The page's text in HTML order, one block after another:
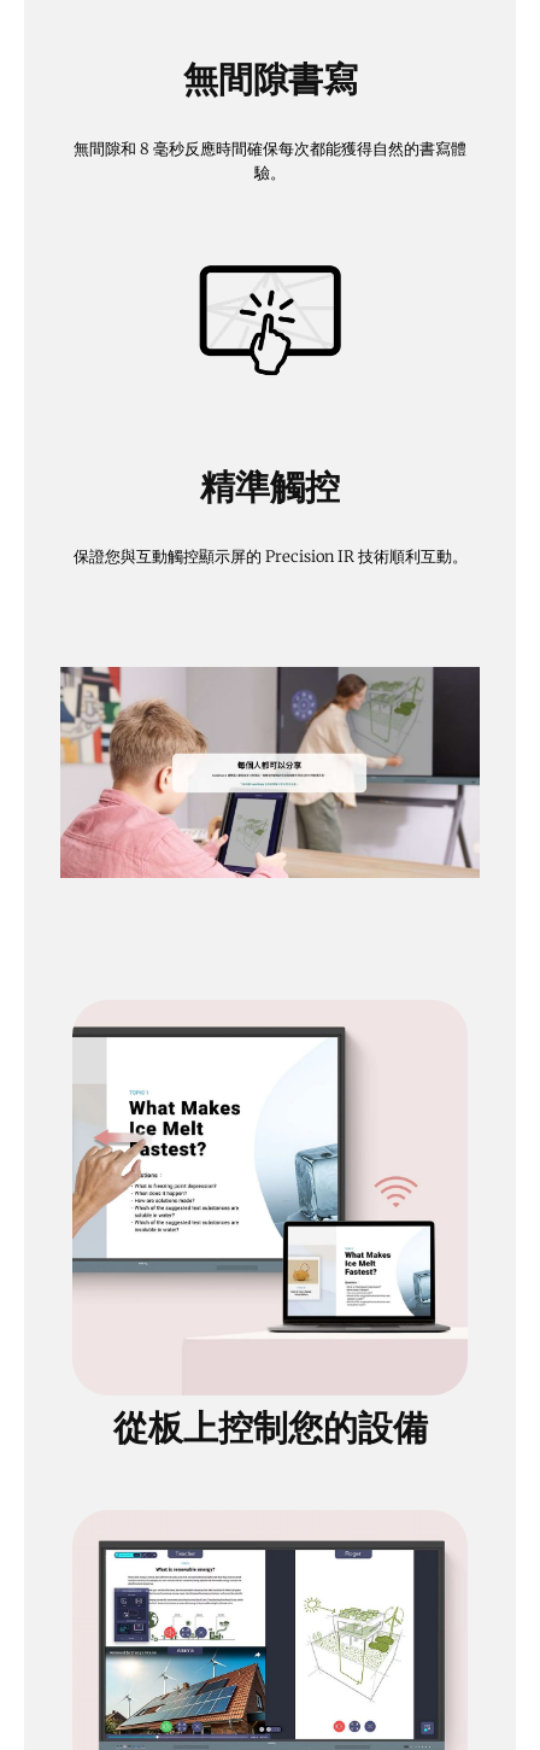
無間隙書寫
無間隙和 8 毫秒反應時間確保每次都能獲得自然的書寫體
驗。
精準觸控
保證您與互動觸控顯示屏的 Precision IR 技術順利互動。
從板上控制您的設備